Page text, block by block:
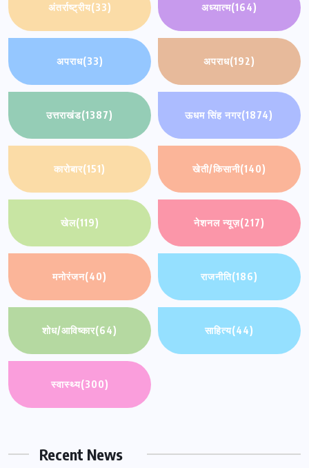
अंतर्राष्ट्रीय(33) अध्यात्म(164)
अपराध(33) अपराध(192)
उत्तराखंड(1387) ऊधम सिंह नगर(1874)
कारोबार(151) खेती/किसानी(140)
खेल(119) नेशनल न्यूज़(217)
मनोरंजन(40) राजनीति(186)
शोध/आविष्कार(64) साहित्य(44)
स्वास्थ्य(300)
Recent News